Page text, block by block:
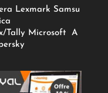
Lexmark Samsu
Tally Microsoft
A